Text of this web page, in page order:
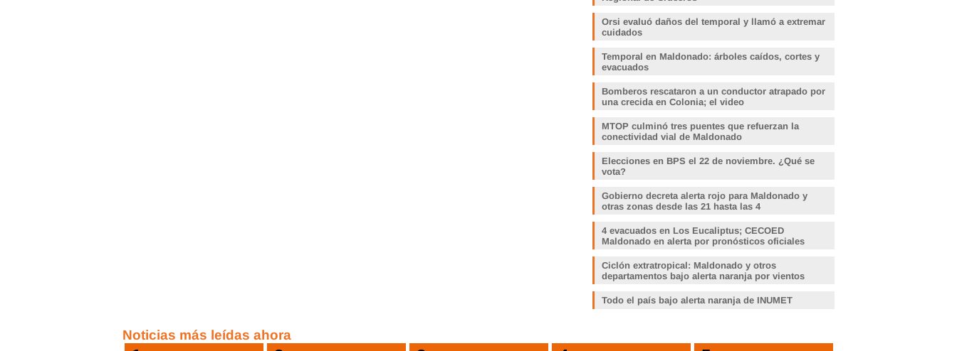
Orsi evaluó daños del temporal y llamó a extremar
cuidados
Temporal en Maldonado: árboles caídos, cortes y
evacuados
Bomberos rescataron a un conductor atrapado por
una crecida en Colonia; el video
MTOP culminó tres puentes que refuerzan la
conectividad vial de Maldonado
Elecciones en BPS el 22 de noviembre. ¿Qué se
vota?
Gobierno decreta alerta rojo para Maldonado y
otras zonas desde las 21 hasta las 4
4 evacuados en Los Eucaliptus; CECOED
Maldonado en alerta por pronósticos oficiales
Ciclón extratropical: Maldonado y otros
departamentos bajo alerta naranja por vientos
Todo el país bajo alerta naranja de INUMET
Noticias más leídas ahora